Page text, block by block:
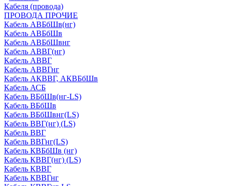
Кабеля (провода)
ПРОВОДА ПРОЧИЕ
Кабель АВБбШв(нг)
Кабель АВБбШв
Кабель АВБбШвнг
Кабель АВВГ(нг)
Кабель АВВГ
Кабель АВВГнг
Кабель АКВВГ, АКВБбШв
Кабель АСБ
Кабель ВБбШв(нг-LS)
Кабель ВБбШв
Кабель ВБбШвнг(LS)
Кабель ВВГ(нг) (LS)
Кабель ВВГ
Кабель ВВГнг(LS)
Кабель КВБбШв (нг)
Кабель КВВГ(нг) (LS)
Кабель КВВГ
Кабель КВВГнг